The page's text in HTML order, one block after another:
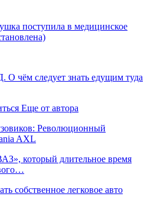
поступила в медицинское
чём следует знать едущим туда
Еще от автора
Революционный
AXL
который длительное время
собственное легковое авто